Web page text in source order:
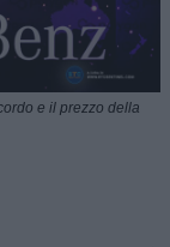
e il prezzo della